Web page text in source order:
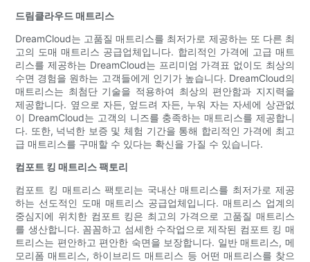
드림클라우드 매트리스
DreamCloud는 고품질 매트리스를 최저가로 제공하는 또 다른 최
고의 도매 매트리스 공급업체입니다. 합리적인 가격에 고급 매트
리스를 제공하는 DreamCloud는 프리미엄 가격표 없이도 최상의
수면 경험을 원하는 고객들에게 인기가 높습니다. DreamCloud의
매트리스는 최첨단 기술을 적용하여 최상의 편안함과 지지력을
제공합니다. 옆으로 자든, 엎드려 자든, 누워 자는 자세에 상관없
이 DreamCloud는 고객의 니즈를 충족하는 매트리스를 제공합니
다. 또한, 넉넉한 보증 및 체험 기간을 통해 합리적인 가격에 최고
급 매트리스를 구매할 수 있다는 확신을 가질 수 있습니다.
컴포트 킹 매트리스 팩토리
컴포트 킹 매트리스 팩토리는 국내산 매트리스를 최저가로 제공
하는 선도적인 도매 매트리스 공급업체입니다. 매트리스 업계의
중심지에 위치한 컴포트 킹은 최고의 가격으로 고품질 매트리스
를 생산합니다. 꼼꼼하고 섬세한 수작업으로 제작된 컴포트 킹 매
트리스는 편안하고 편안한 숙면을 보장합니다. 일반 매트리스, 메
모리폼 매트리스, 하이브리드 매트리스 등 어떤 매트리스를 찾으